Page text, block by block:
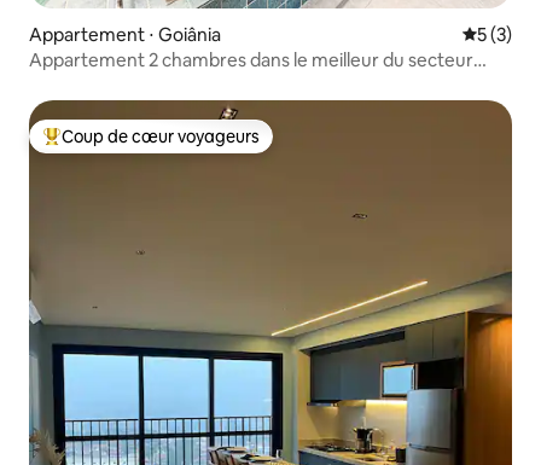
Appartement ⋅ Goiânia
5 (3)
Appartement 2 chambres dans le meilleur du secteur
Coups de cœur voyageurs les plus appréciés
Coup de cœur voyageurs